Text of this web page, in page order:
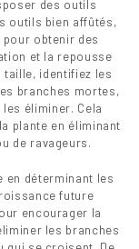
des outils
outils bien affûtés,
obtenir des
et la repousse
taille, identifiez les
branches mortes,
éliminer. Cela
plante en éliminant
de ravageurs.
en déterminant les
future
encourager la
les branches